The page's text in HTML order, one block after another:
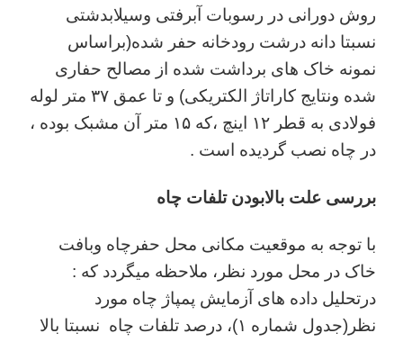
روش دورانی در رسوبات آبرفتی وسیلابدشتی
نسبتا دانه درشت رودخانه حفر شده(براساس
نمونه خاک های برداشت شده از مصالح حفاری
شده ونتایج کاراتاژ الکتریکی) و تا عمق ۳۷ متر لوله
فولادی به قطر ۱۲ اینچ ،که ۱۵ متر آن مشبک بوده ،
در چاه نصب گردیده است .
بررسی علت بالابودن تلفات چاه
با توجه به موقعیت مکانی محل حفرچاه وبافت
خاک در محل مورد نظر، ملاحظه میگردد که :
درتحلیل داده های آزمایش پمپاژ چاه مورد
نظر(جدول شماره ۱)، درصد تلفات چاه نسبتا بالا